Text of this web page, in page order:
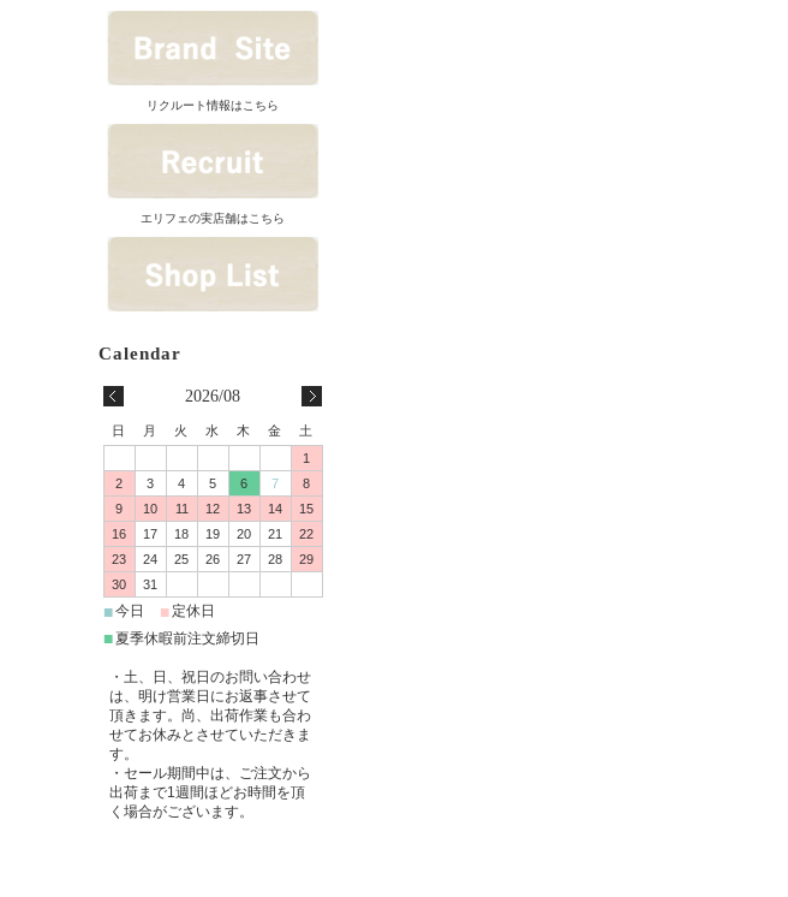
リクルート情報はこちら
エリフェの実店舗はこちら
2026/08
日 月 火 水 木 金
土
1
2
3 4 5 6 7
8
9
10 11 12 13 14
15
16
17 18 19 20 21
22
23
24 25 26 27 28
29
30
31
■今日 ■ 定休日
■ 夏季休暇前注文締切日
・土、日、祝日のお問い合わせ
は、明け営業日にお返事させて
頂きます。尚、出荷作業も合わ
せてお休みとさせていただきま
す。
・セール期間中は、ご注文から
出荷まで1週間ほどお時間を頂
く場合がございます。